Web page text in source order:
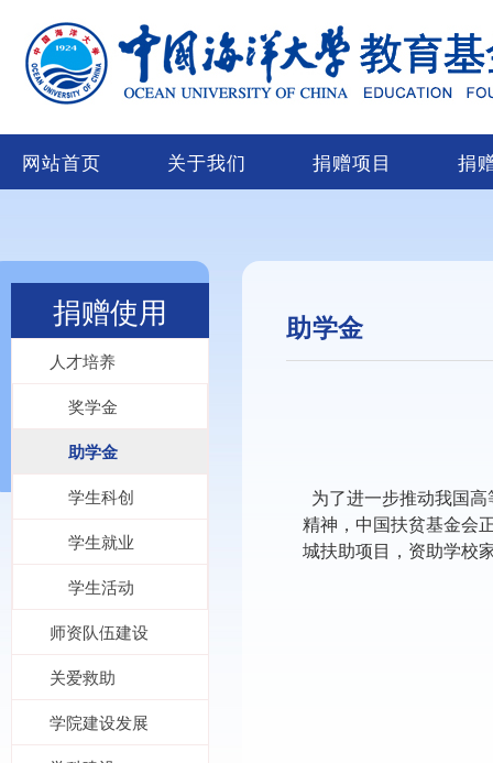
网站首页 关于我们 捐赠项目 捐
捐赠使用
人才培养
奖学金
助学金
学生科创
学生就业
学生活动
师资队伍建设
关爱救助
学院建设发展
助学金
为了进一步推动我国
精神，中国扶贫基金会
城扶助项目，资助学校